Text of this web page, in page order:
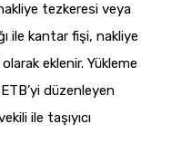
tezkeresi veya
ile kantar fişi, nakliye
eklenir. Yükleme
düzenleyen
ile taşıyıcı